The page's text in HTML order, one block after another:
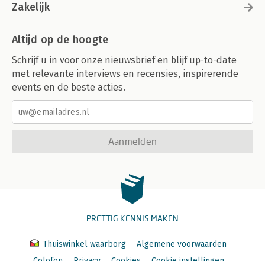
Zakelijk
Altijd op de hoogte
Schrijf u in voor onze nieuwsbrief en blijf up-to-date
met relevante interviews en recensies, inspirerende
events en de beste acties.
Aanmelden
PRETTIG KENNIS MAKEN
Thuiswinkel waarborg
Algemene voorwaarden